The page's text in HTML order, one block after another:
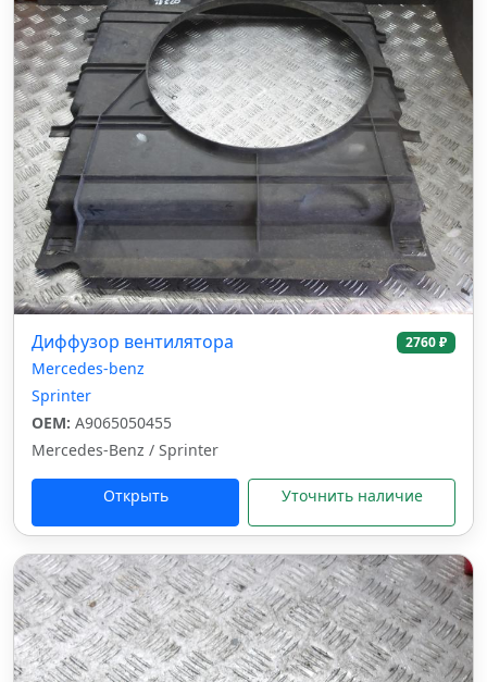
Диффузор вентилятора 2760 ₽
Mercedes-benz
Sprinter
OEM: A9065050455
Mercedes-Benz / Sprinter
Открыть Уточнить наличие